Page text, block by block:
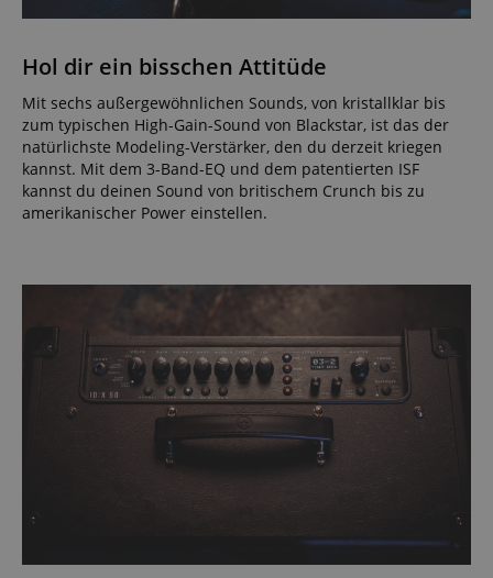
Hol dir ein bisschen Attitüde
Mit sechs außergewöhnlichen Sounds, von kristallklar bis
zum typischen High-Gain-Sound von Blackstar, ist das der
natürlichste Modeling-Verstärker, den du derzeit kriegen
kannst. Mit dem 3-Band-EQ und dem patentierten ISF
kannst du deinen Sound von britischem Crunch bis zu
amerikanischer Power einstellen.